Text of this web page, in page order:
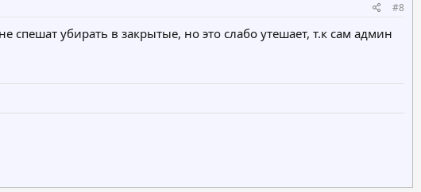
#8
убирать в закрытые, но это слабо утешает, т.к сам админ